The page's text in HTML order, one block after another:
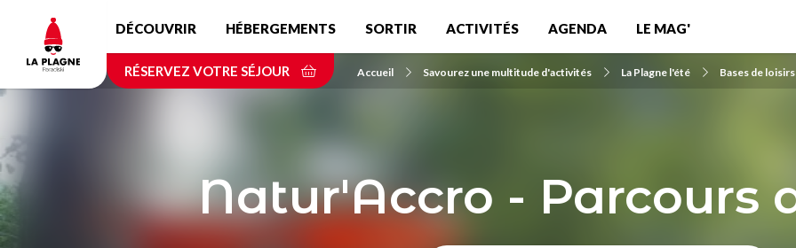
contenu
principal
DÉCOUVRIR HÉBERGEMENTS SORTIR ACTIVITÉS AGENDA LE MAG'
RÉSERVEZ VOTRE SÉJOUR Accueil Savourez une multitude d'activités La Plagne l'été Bases de loisirs
Natur'Accro - Parcours